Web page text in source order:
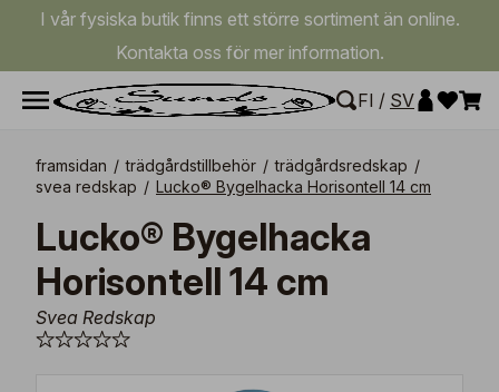
I vår fysiska butik finns ett större sortiment än online.
Kontakta oss för mer information.
FI / SV
framsidan / trädgårdstillbehör / trädgårdsredskap /
svea redskap / Lucko® Bygelhacka Horisontell 14 cm
Lucko® Bygelhacka
Horisontell 14 cm
Svea Redskap